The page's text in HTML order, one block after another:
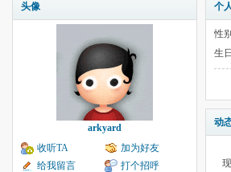
头像
arkyard
收听TA
加为好友
给我留言
打个招呼
个
性别
生日
动